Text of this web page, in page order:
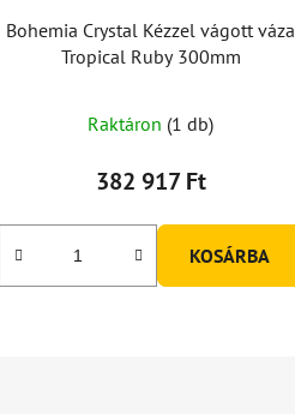
Bohemia Crystal Kézzel vágott váza
Tropical Ruby 300mm
Raktáron (1 db)
382 917 Ft
KOSÁRBA